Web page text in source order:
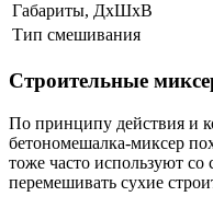
Габариты, ДхШхВ
Тип смешивания
Строительные
По принципу действия и
бетономешалка-миксер
тоже часто используют
перемешивать сухие